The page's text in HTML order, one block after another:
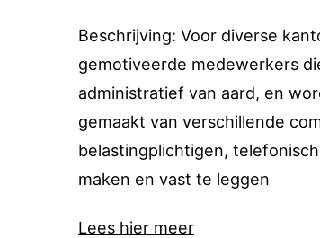
Beschrijving: Voor diverse
gemotiveerde medewerkers
administratief van aard, en
gemaakt van verschillende
belastingplichtigen,
maken en vast te leggen
Lees hier meer